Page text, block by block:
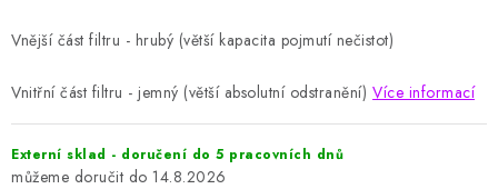
Vnější část filtru - hrubý (větší kapacita pojmutí nečistot)
Vnitřní část filtru - jemný (větší absolutní odstranění) Více informací
Externí sklad - doručení do 5 pracovních dnů
14.8.2026